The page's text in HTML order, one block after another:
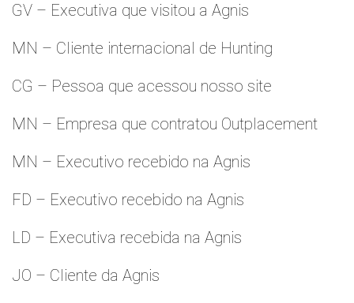
GV – Executiva que visitou a Agnis
MN – Cliente internacional de Hunting
CG – Pessoa que acessou nosso site
MN – Empresa que contratou Outplacement
MN – Executivo recebido na Agnis
FD – Executivo recebido na Agnis
LD – Executiva recebida na Agnis
JO – Cliente da Agnis